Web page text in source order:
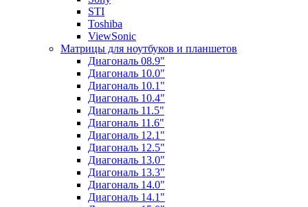
STI
Toshiba
ViewSonic
Матрицы для ноутбуков и планшетов
Диагональ 08.9"
Диагональ 10.0"
Диагональ 10.1"
Диагональ 10.4"
Диагональ 11.5"
Диагональ 11.6"
Диагональ 12.1"
Диагональ 12.5"
Диагональ 13.0"
Диагональ 13.3"
Диагональ 14.0"
Диагональ 14.1"